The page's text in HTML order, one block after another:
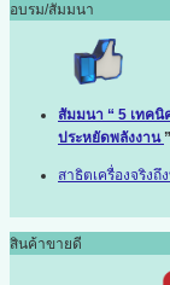
อบรม/สัมมนา
สัมมนา “ 5 เทคนิ
ประหยัดพลังงาน ”
สาธิตเครื่องจริง
สินค้าขายดี